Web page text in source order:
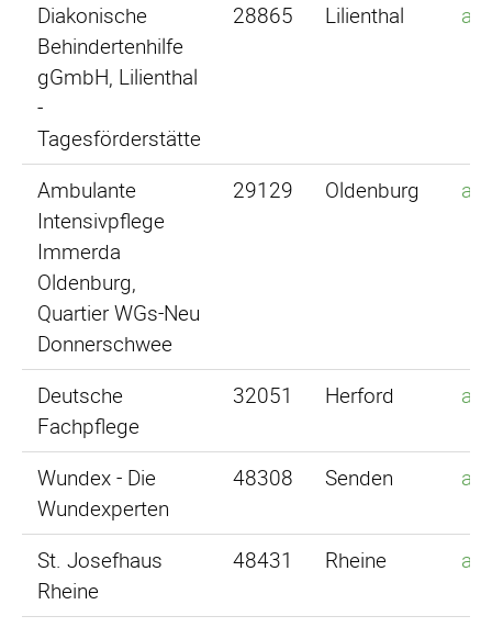
Diakonische
Behindertenhilfe
gGmbH, Lilienthal
-
Tagesförderstätte
28865 Lilienthal
Ambulante
Intensivpflege
Immerda
Oldenburg,
Quartier WGs-Neu
Donnerschwee
29129 Oldenburg
Deutsche
Fachpflege
32051 Herford
Wundex - Die
Wundexperten
48308 Senden
St. Josefhaus
Rheine
48431 Rheine